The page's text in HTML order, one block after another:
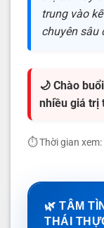
trung vào
chuyên sâu
🌙 Chào
nhiều giá trị
⏱️ Thời gian xem:
🌿 TÂM
THÁI